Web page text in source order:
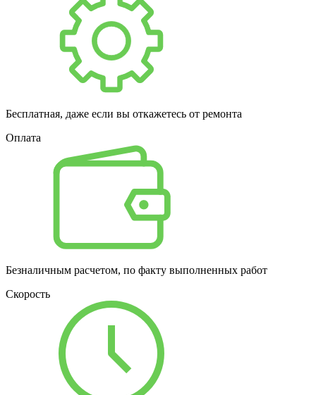
Бесплатная, даже если вы откажетесь от ремонта
Оплата
Безналичным расчетом, по факту выполненных работ
Скорость